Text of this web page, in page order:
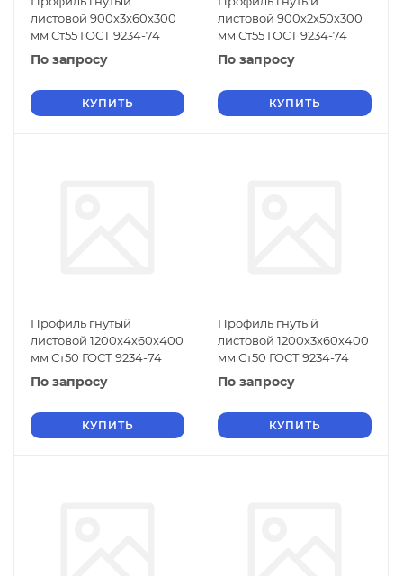
листовой 900х3х60х300
мм Ст55 ГОСТ 9234-74
По запросу
КУПИТЬ
листовой 900х2х50х300
мм Ст55 ГОСТ 9234-74
По запросу
КУПИТЬ
Профиль гнутый
листовой 1200х4х60х400
мм Ст50 ГОСТ 9234-74
По запросу
КУПИТЬ
Профиль гнутый
листовой 1200х3х60х400
мм Ст50 ГОСТ 9234-74
По запросу
КУПИТЬ